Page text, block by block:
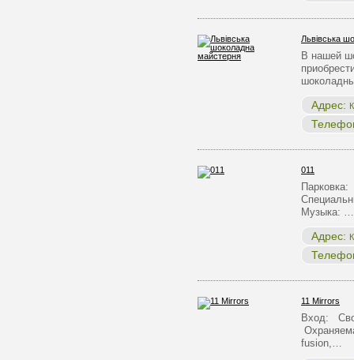
Львівська
В нашей
Адрес:
011
Музыка: …
Адрес:
11 Mirrors
Вход:
fusion,…